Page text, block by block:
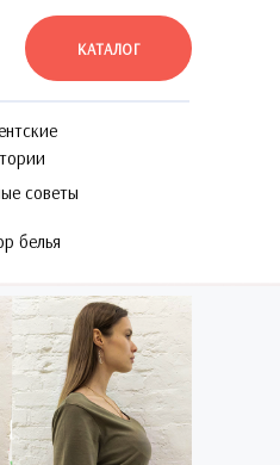
КАТАЛОГ
советы
белья